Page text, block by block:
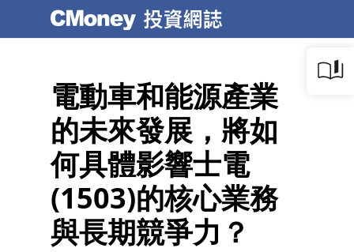
電動車和能源產業
的未來發展，將如
何具體影響士電
(1503)的核心業務
與長期競爭力？